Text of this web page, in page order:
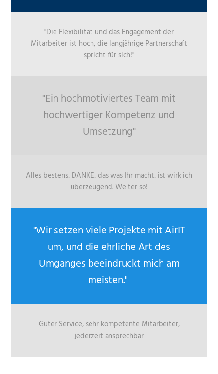
"Die Flexibilität und das Engagement der
Mitarbeiter ist hoch, die langjährige Partnerschaft
spricht für sich!"
"Ein hochmotiviertes Team mit
hochwertiger Kompetenz und
Umsetzung"
Alles bestens, DANKE, das was Ihr macht, ist wirklich
überzeugend. Weiter so!
"Wir setzen viele Projekte mit AirIT
um, und die ehrliche Art des
Umganges beeindruckt mich am
meisten."
Guter Service, sehr kompetente Mitarbeiter,
jederzeit ansprechbar